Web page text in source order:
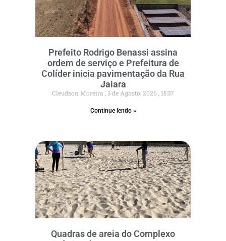
Prefeito Rodrigo Benassi assina
ordem de serviço e Prefeitura de
Colíder inicia pavimentação da Rua
Jaiara
Cleudson Moreira 3 de Agosto, 2026 15:37
Continue lendo »
Quadras de areia do Complexo